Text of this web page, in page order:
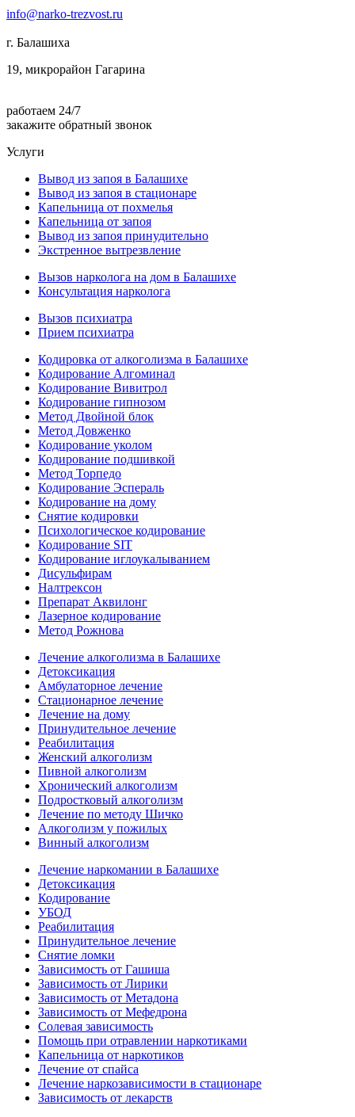
info@narko-trezvost.ru
г. Балашиха
19, микрорайон Гагарина
работаем 24/7
закажите обратный звонок
Услуги
Вывод из запоя в Балашихе
Вывод из запоя в стационаре
Капельница от похмелья
Капельница от запоя
Вывод из запоя принудительно
Экстренное вытрезвление
Вызов нарколога на дом в Балашихе
Консультация нарколога
Вызов психиатра
Прием психиатра
Кодировка от алкоголизма в Балашихе
Кодирование Алгоминал
Кодирование Вивитрол
Кодирование гипнозом
Метод Двойной блок
Метод Довженко
Кодирование уколом
Кодирование подшивкой
Метод Торпедо
Кодирование Эспераль
Кодирование на дому
Снятие кодировки
Психологическое кодирование
Кодирование SIT
Кодирование иглоукалыванием
Дисульфирам
Налтрексон
Препарат Аквилонг
Лазерное кодирование
Метод Рожнова
Лечение алкоголизма в Балашихе
Детоксикация
Амбулаторное лечение
Стационарное лечение
Лечение на дому
Принудительное лечение
Реабилитация
Женский алкоголизм
Пивной алкоголизм
Хронический алкоголизм
Подростковый алкоголизм
Лечение по методу Шичко
Алкоголизм у пожилых
Винный алкоголизм
Лечение наркомании в Балашихе
Детоксикация
Кодирование
УБОД
Реабилитация
Принудительное лечение
Снятие ломки
Зависимость от Гашиша
Зависимость от Лирики
Зависимость от Метадона
Зависимость от Мефедрона
Солевая зависимость
Помощь при отравлении наркотиками
Капельница от наркотиков
Лечение от спайса
Лечение наркозависимости в стационаре
Зависимость от лекарств